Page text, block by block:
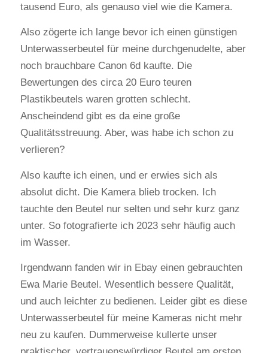
tausend Euro, als genauso viel wie die Kamera.
Also zögerte ich lange bevor ich einen günstigen
Unterwasserbeutel für meine durchgenudelte, aber
noch brauchbare Canon 6d kaufte. Die
Bewertungen des circa 20 Euro teuren
Plastikbeutels waren grotten schlecht.
Anscheindend gibt es da eine große
Qualitätsstreuung. Aber, was habe ich schon zu
verlieren?
Also kaufte ich einen, und er erwies sich als
absolut dicht. Die Kamera blieb trocken. Ich
tauchte den Beutel nur selten und sehr kurz ganz
unter. So fotografierte ich 2023 sehr häufig auch
im Wasser.
Irgendwann fanden wir in Ebay einen gebrauchten
Ewa Marie Beutel. Wesentlich bessere Qualität,
und auch leichter zu bedienen. Leider gibt es diese
Unterwasserbeutel für meine Kameras nicht mehr
neu zu kaufen. Dummerweise kullerte unser